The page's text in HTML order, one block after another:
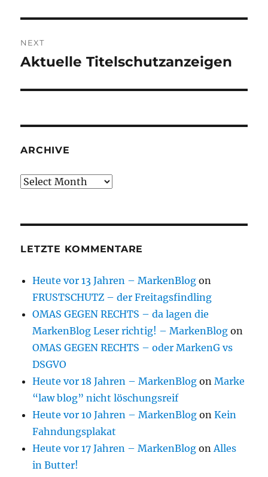
NEXT
Next
Aktuelle Titelschutzanzeigen
ARCHIVE
Archive
LETZTE KOMMENTARE
Heute vor 13 Jahren – MarkenBlog on
FRUSTSCHUTZ – der Freitagsfindling
OMAS GEGEN RECHTS – da lagen die
MarkenBlog Leser richtig! – MarkenBlog on
OMAS GEGEN RECHTS – oder MarkenG vs
DSGVO
Heute vor 18 Jahren – MarkenBlog onMarke
“law blog” nicht löschungsreif
Heute vor 10 Jahren – MarkenBlog onKein
Fahndungsplakat
Heute vor 17 Jahren – MarkenBlog onAlles
in Butter!